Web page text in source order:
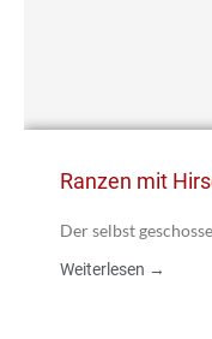
Ranzen mit
Der selbst
Weiterlesen →